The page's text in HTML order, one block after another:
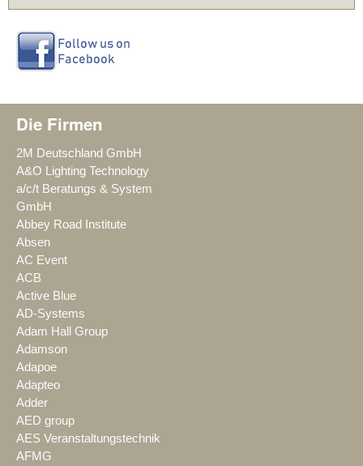
Die Firmen
2M Deutschland GmbH
A&O Lighting Technology
a/c/t Beratungs & System
GmbH
Abbey Road Institute
Absen
AC Event
ACB
Active Blue
AD-Systems
Adam Hall Group
Adamson
Adapoe
Adapteo
Adder
AED group
AES Veranstaltungstechnik
AFMG